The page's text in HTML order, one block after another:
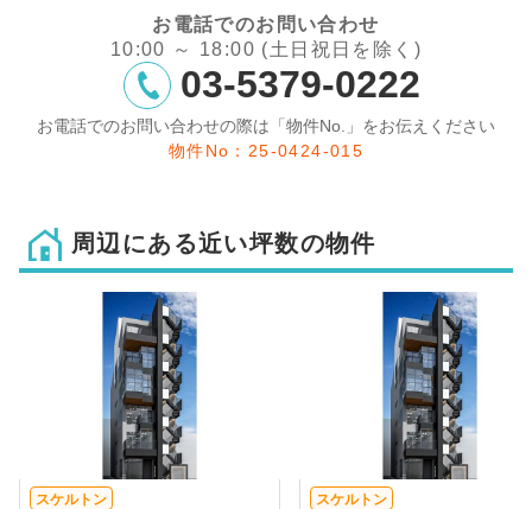
お電話でのお問い合わせ
10:00 ～ 18:00 (土日祝日を除く)
03-5379-0222
お電話でのお問い合わせの際は「物件No.」をお伝えください
物件No：25-0424-015
周辺にある近い坪数の物件
スケルトン スケルトン